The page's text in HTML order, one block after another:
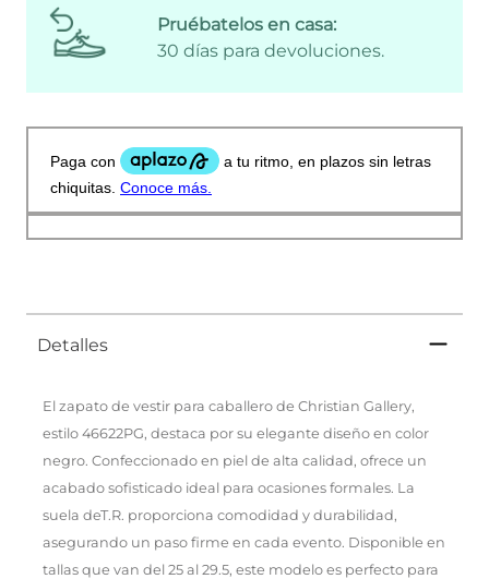
Pruébatelos en casa:
30 días para devoluciones.
Detalles
El zapato de vestir para caballero de Christian Gallery,
estilo 46622PG, destaca por su elegante diseño en color
negro. Confeccionado en piel de alta calidad, ofrece un
acabado sofisticado ideal para ocasiones formales. La
suela deT.R. proporciona comodidad y durabilidad,
asegurando un paso firme en cada evento. Disponible en
tallas que van del 25 al 29.5, este modelo es perfecto para